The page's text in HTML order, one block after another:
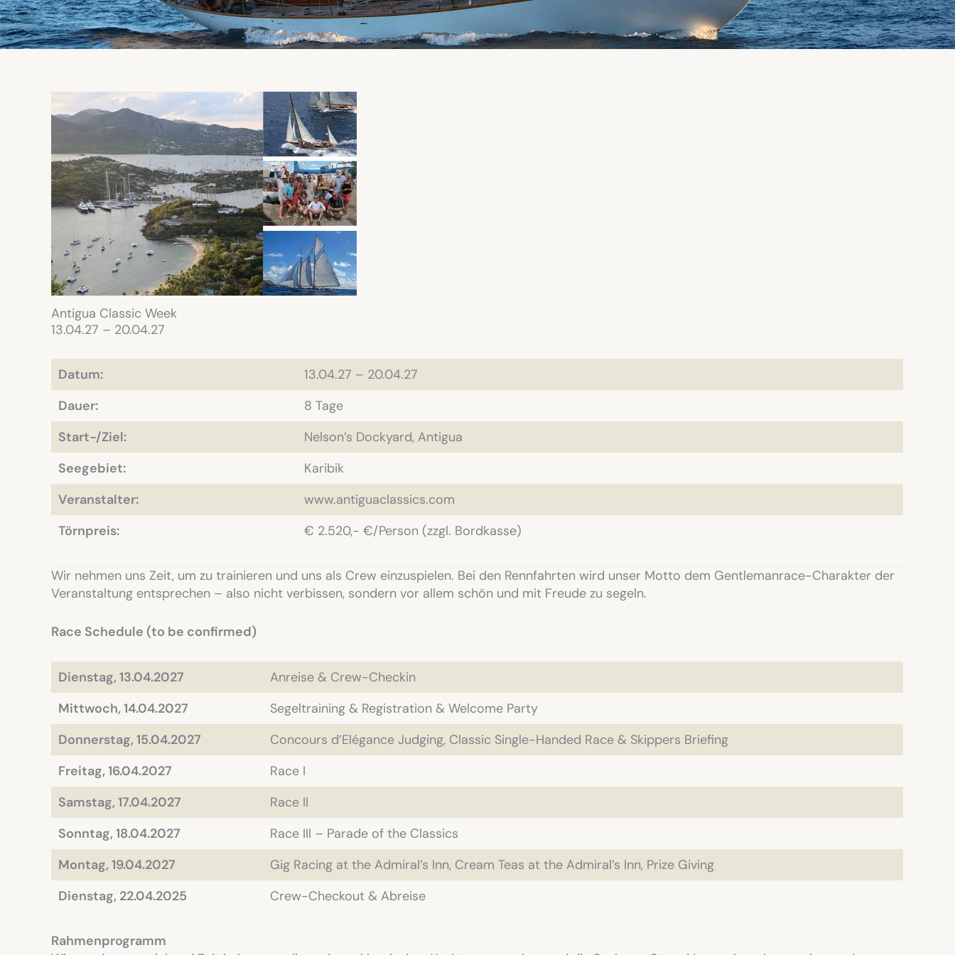
Antigua Classic Week
13.04.27 – 20.04.27
Datum:
13.04.27 – 20.04.27
Dauer:
8 Tage
Start-/Ziel:
Nelson’s Dockyard, Antigua
Seegebiet:
Karibik
Veranstalter:
www.antiguaclassics.com
Törnpreis:
€ 2.520,- €/Person (zzgl. Bordkasse)
Wir nehmen uns Zeit, um zu trainieren und uns als Crew einzuspielen. Bei den Rennfahrten wird unser Motto dem Gentlemanrace-Charakter der
Veranstaltung entsprechen – also nicht verbissen, sondern vor allem schön und mit Freude zu segeln.
Race Schedule (to be confirmed)
Dienstag, 13.04.2027
Anreise & Crew-Checkin
Mittwoch, 14.04.2027
Segeltraining & Registration & Welcome Party
Donnerstag, 15.04.2027
Concours d’Elégance Judging, Classic Single-Handed Race & Skippers Briefing
Freitag, 16.04.2027
Race I
Samstag, 17.04.2027
Race II
Sonntag, 18.04.2027
Race III – Parade of the Classics
Montag, 19.04.2027
Gig Racing at the Admiral’s Inn, Cream Teas at the Admiral’s Inn, Prize Giving
Dienstag, 22.04.2025
Crew-Checkout & Abreise
Rahmenprogramm